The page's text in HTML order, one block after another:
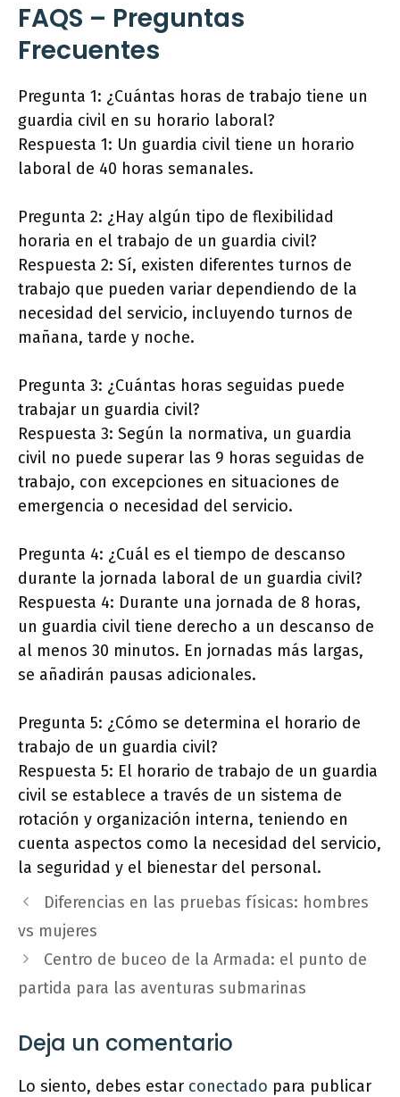
FAQS – Preguntas
Frecuentes
Pregunta 1: ¿Cuántas horas de trabajo tiene un
guardia civil en su horario laboral?
Respuesta 1: Un guardia civil tiene un horario
laboral de 40 horas semanales.
Pregunta 2: ¿Hay algún tipo de flexibilidad
horaria en el trabajo de un guardia civil?
Respuesta 2: Sí, existen diferentes turnos de
trabajo que pueden variar dependiendo de la
necesidad del servicio, incluyendo turnos de
mañana, tarde y noche.
Pregunta 3: ¿Cuántas horas seguidas puede
trabajar un guardia civil?
Respuesta 3: Según la normativa, un guardia
civil no puede superar las 9 horas seguidas de
trabajo, con excepciones en situaciones de
emergencia o necesidad del servicio.
Pregunta 4: ¿Cuál es el tiempo de descanso
durante la jornada laboral de un guardia civil?
Respuesta 4: Durante una jornada de 8 horas,
un guardia civil tiene derecho a un descanso de
al menos 30 minutos. En jornadas más largas,
se añadirán pausas adicionales.
Pregunta 5: ¿Cómo se determina el horario de
trabajo de un guardia civil?
Respuesta 5: El horario de trabajo de un guardia
civil se establece a través de un sistema de
rotación y organización interna, teniendo en
cuenta aspectos como la necesidad del servicio,
la seguridad y el bienestar del personal.
Diferencias en las pruebas físicas: hombres
vs mujeres
Centro de buceo de la Armada: el punto de
partida para las aventuras submarinas
Deja un comentario
Lo siento, debes estar conectado para publicar